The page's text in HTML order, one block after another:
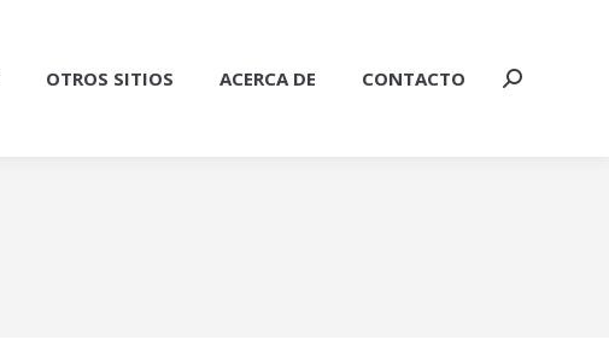
OTROS SITIOS ACERCA DE CONTACTO Buscar: